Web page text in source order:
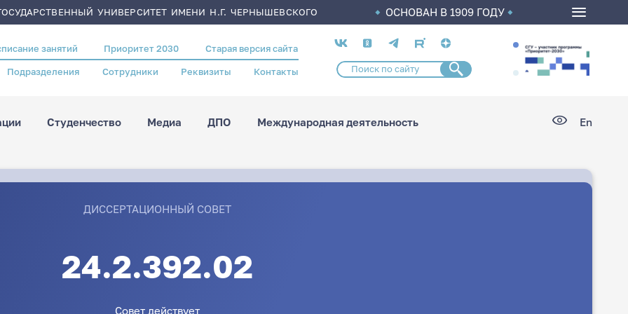
УНИВЕРСИТЕТ ИМЕНИ Н.Г. ЧЕРНЫШЕВСКОГО ОСНОВАН В 1909 ГОДУ
занятий Приоритет 2030 Старая версия сайта
Подразделения Сотрудники Реквизиты Контакты
Социальные
сети
Студенчество Медиа ДПО Международная деятельность En
ДИССЕРТАЦИОННЫЙ СОВЕТ
24.2.392.02
Совет действует